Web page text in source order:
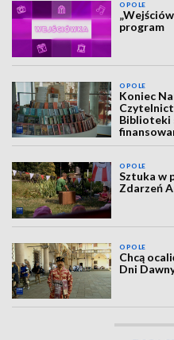
OPOLE
program
OPOLE
Koniec
Biblioteki
OPOLE
Sztuka w
Zdarzeń
OPOLE
Chcą
Dni